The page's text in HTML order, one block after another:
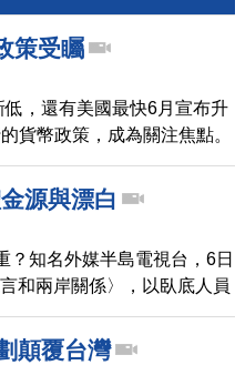
策受矚
，還有美國最快6月宣布升
貨幣政策，成為關注焦點。
行理監事，會充分討論。
源與漂白
？知名外媒半島電視台，6日
和兩岸關係〉，以臥底人員
組織統促黨、愛國同心會的
加活動，以及北京如何在
顛覆台灣